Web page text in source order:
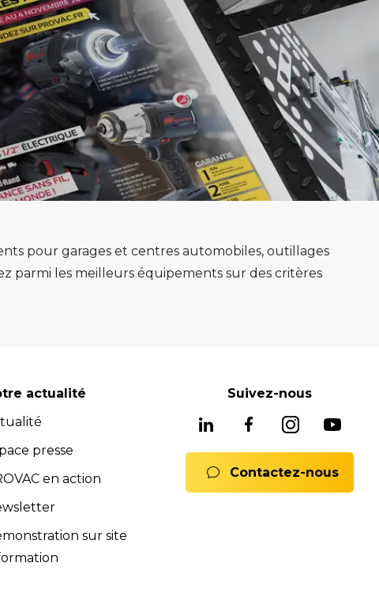
pour garages et centres automobiles, outillages
parmi les meilleurs équipements sur des critères
au mieux sa mission.
reconnues pour leur fiabilité, leur durabilité et
une offre complète de services pour assurer
full service, formations). Notre équipe est
Nous sommes là pour vous conseiller et vous
commerciales et SAV sont à votre disposition pour
clients.
de la norme iso 9001:2015.
actualité
presse
en action
sur site
Suivez-nous
Contactez-nous